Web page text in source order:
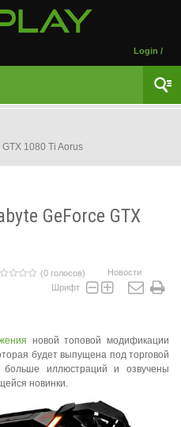
Login /
1080 Ti Aorus
GeForce GTX
(0 голосов)
Новости
Шрифт
новой топовой модификации
будет выпущена под торговой
больше иллюстраций и озвучены
новинки.